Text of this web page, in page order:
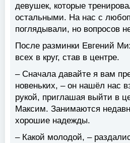
девушек, которые
остальными. На нас с
поглядывали, но вопросов
После разминки Евгений
всех в круг, став в центре.
– Сначала давайте я вам
новеньких, – он нашёл нас
рукой, приглашая выйти в
Максим. Занимаются
хорошие надежды.
– Какой молодой, –